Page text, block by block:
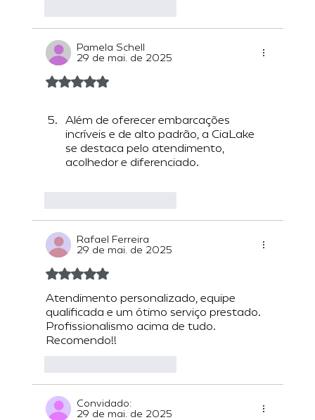
Pamela Schell
29 de mai. de 2025
Avaliado com 5 de 5 estrelas.
Além de oferecer embarcações
incríveis e de alto padrão, a CiaLake
se destaca pelo atendimento,
acolhedor e diferenciado.
Rafael Ferreira
29 de mai. de 2025
Avaliado com 5 de 5 estrelas.
Atendimento personalizado, equipe
qualificada e um ótimo serviço prestado.
Profissionalismo acima de tudo.
Recomendo!!
Convidado:
29 de mai. de 2025